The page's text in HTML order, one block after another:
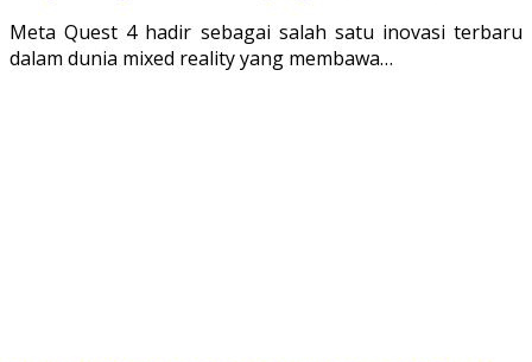
Meta Quest 4 hadir sebagai salah satu inovasi terbaru
dalam dunia mixed reality yang membawa…